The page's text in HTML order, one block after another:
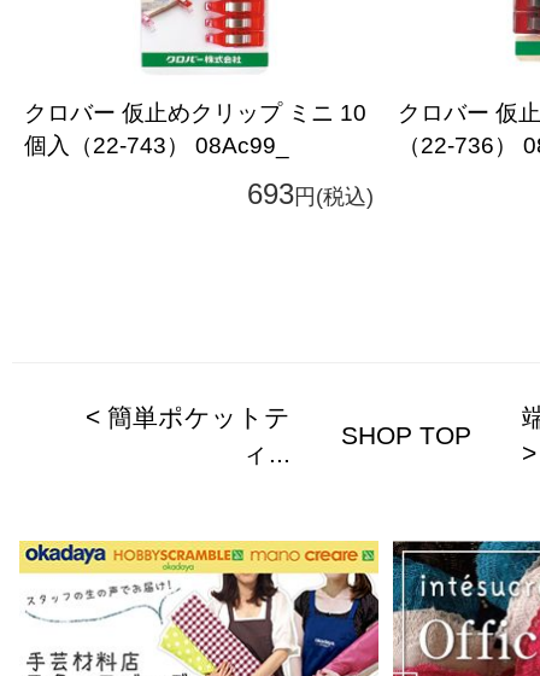
クロバー 仮止めクリップ ミニ 10
個入（22-743） 08Ac99_
693円(税込)
クロバー 仮
（22-736）
< 簡単ポケットテ
ィ...
SHOP TOP
>